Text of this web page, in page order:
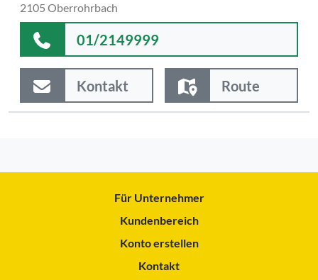
2105 Oberrohrbach
01/2149999
Kontakt Route
Für Unternehmer
Kundenbereich
Konto erstellen
Kontakt